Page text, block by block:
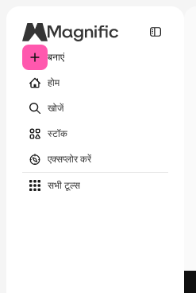
बनाएं
होम
खोजें
स्टॉक
एक्सप्लोर करें
सभी टूल्‍स